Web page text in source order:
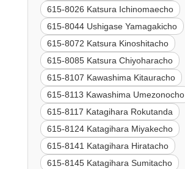
615-8026 Katsura Ichinomaecho
615-8044 Ushigase Yamagakicho
615-8072 Katsura Kinoshitacho
615-8085 Katsura Chiyoharacho
615-8107 Kawashima Kitauracho
615-8113 Kawashima Umezonocho
615-8117 Katagihara Rokutanda
615-8124 Katagihara Miyakecho
615-8141 Katagihara Hiratacho
615-8145 Katagihara Sumitacho